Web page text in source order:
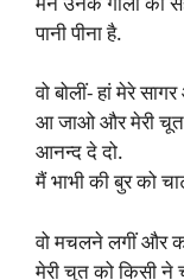
पानी पीना है.
वो बोलीं- हां मेरे
आ जाओ और मेरी चूत
आनन्द दे दो.
मैं भाभी की बुर को
वो मचलने लगीं और
मेरी चुत को किसी